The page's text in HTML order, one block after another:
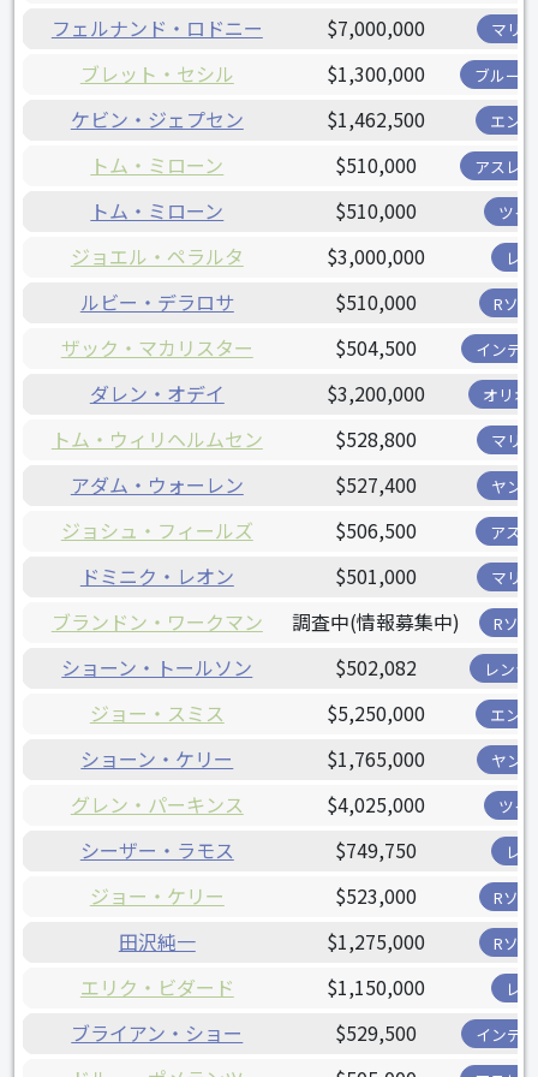
フェルナンド・ロドニー $7,000,000 マリ
ブレット・セシル $1,300,000 ブルー
ケビン・ジェプセン $1,462,500 エン
トム・ミローン $510,000 アスレ
トム・ミローン $510,000 ツイ
ジョエル・ペラルタ $3,000,000 レ
ルビー・デラロサ $510,000 Rソ
ザック・マカリスター $504,500 インデ
ダレン・オデイ $3,200,000 オリオ
トム・ウィリヘルムセン $528,800 マリ
アダム・ウォーレン $527,400 ヤン
ジョシュ・フィールズ $506,500 アス
ドミニク・レオン $501,000 マリ
ブランドン・ワークマン 調査中(情報募集中) Rソ
ショーン・トールソン $502,082 レンジ
ジョー・スミス $5,250,000 エン
ショーン・ケリー $1,765,000 ヤン
グレン・パーキンス $4,025,000 ツイ
シーザー・ラモス $749,750 レ
ジョー・ケリー $523,000 Rソ
田沢純一 $1,275,000 Rソ
エリク・ビダード $1,150,000 レ
ブライアン・ショー $529,500 インデ